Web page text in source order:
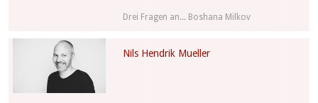
Drei Fragen an... Boshana Milkov
Nils Hendrik Mueller